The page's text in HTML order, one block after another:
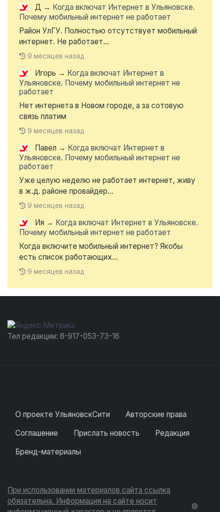
Д → Когда включат Интернет в Ульяновске.
Почему мобильный интернет не работает
Район УлГУ. Полностью отсутствует мобильный
интернет. Не работает...
9 месяцев назад
Игорь → Когда включат Интернет в
Ульяновске. Почему мобильный интернет не
работает
Нет интернета в Новом городе, а за сотовую
связь платим
9 месяцев назад
Павел → Когда включат Интернет в
Ульяновске. Почему мобильный интернет не
работает
Уже целую неделю не работает интернет, живу
в ж.д. районе провайдер...
9 месяцев назад
Ия → Когда включат Интернет в Ульяновске.
Почему мобильный интернет не работает
Когда включите мобильный интернет? Якобы
есть список работающих...
9 месяцев назад
Тел редакции: 8-917-053-73-16
О проекте УльяновскСити
Авторские права
Соглашение
Прислать новость
Редакция
Бренд-материалы
При использовании материалов сайта ссылка
обязательна. Информация на сайте носит
©